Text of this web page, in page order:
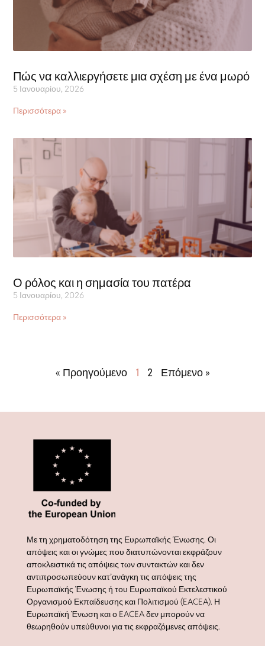
Πώς να καλλιεργήσετε μια σχέση με ένα μωρό
5 Ιανουαρίου, 2026
Περισσότερα »
Ο ρόλος και η σημασία του πατέρα
5 Ιανουαρίου, 2026
Περισσότερα »
« Προηγούμενο 1 2 Επόμενο »
Με τη χρηματοδότηση της Ευρωπαϊκής Ένωσης. Οι
απόψεις και οι γνώμες που διατυπώνονται εκφράζουν
αποκλειστικά τις απόψεις των συντακτών και δεν
αντιπροσωπεύουν κατ’ανάγκη τις απόψεις της
Ευρωπαϊκής Ένωσης ή του Ευρωπαϊκού Εκτελεστικού
Οργανισμού Εκπαίδευσης και Πολιτισμού (EACEA). Η
Ευρωπαϊκή Ένωση και ο EACEA δεν μπορούν να
θεωρηθούν υπεύθυνοι για τις εκφραζόμενες απόψεις.